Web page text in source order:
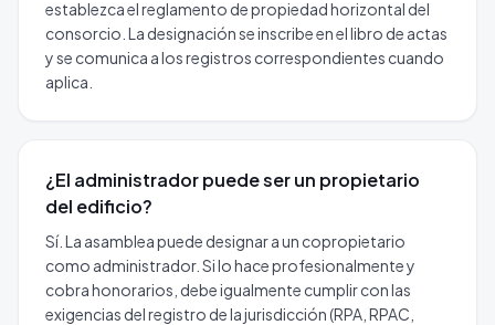
establezca el reglamento de propiedad horizontal del
consorcio. La designación se inscribe en el libro de actas
y se comunica a los registros correspondientes cuando
aplica.
¿El administrador puede ser un propietario
del edificio?
Sí. La asamblea puede designar a un copropietario
como administrador. Si lo hace profesionalmente y
cobra honorarios, debe igualmente cumplir con las
exigencias del registro de la jurisdicción (RPA, RPAC,